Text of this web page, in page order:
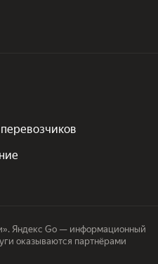
Яндекс Go — информационный
оказываются партнёрами